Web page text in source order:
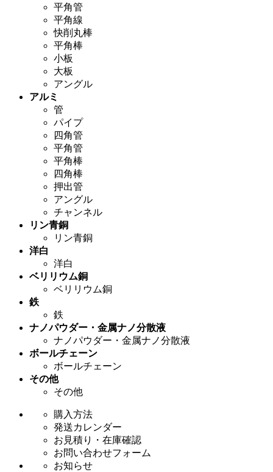
平角管
平角線
快削丸棒
平角棒
小板
大板
アングル
アルミ
管
パイプ
四角管
平角管
平角棒
四角棒
押出管
アングル
チャンネル
リン青銅
リン青銅
洋白
洋白
ベリリウム銅
ベリリウム銅
鉄
鉄
ナノパウダー・金属ナノ分散液
ナノパウダー・金属ナノ分散液
ボールチェーン
ボールチェーン
その他
その他
購入方法
発送カレンダー
お見積り・在庫確認
お問い合わせフォーム
お知らせ